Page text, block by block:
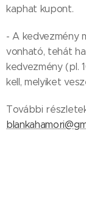
kaphat kupont.
- A kedvezmény
vonható, tehát
kedvezmény (pl.
kell, melyiket
További